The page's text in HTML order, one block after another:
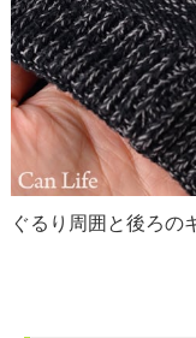
ぐるり周囲と後ろの